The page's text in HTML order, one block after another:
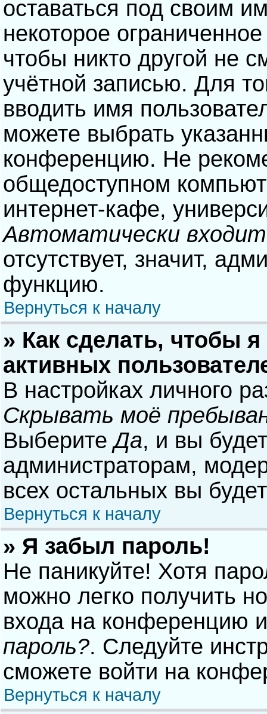
оставаться под своим
некоторое
чтобы никто другой не
учётной записью. Для
вводить имя
можете выбрать
конференцию. Не
общедоступном
интернет-кафе,
Автоматически
отсутствует, значит,
функцию.
Вернуться к началу
» Как сделать, чтобы
активных
В настройках личного
Скрывать моё
ВыберитеДа, и вы
администраторам,
всех остальных вы
Вернуться к началу
» Я забыл пароль!
Не паникуйте! Хотя
можно легко получить
входа на конференцию
пароль?. Следуйте
сможете войти на
Вернуться к началу